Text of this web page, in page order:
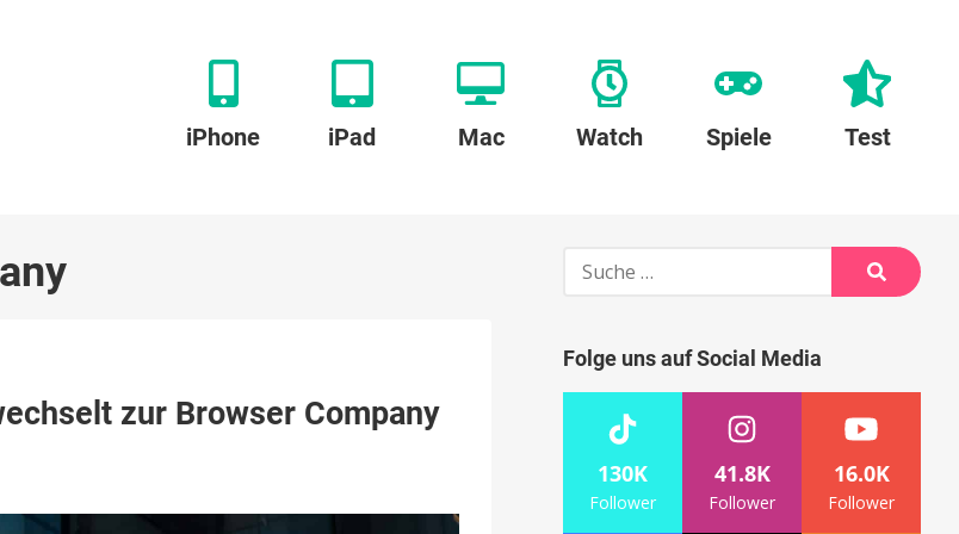
iPhone iPad Mac Watch Spiele Test
zur Browser Company
Suche
Suche
Folge uns auf Social Media
130K
Follower
41.8K
Follower
16.0K
Follower